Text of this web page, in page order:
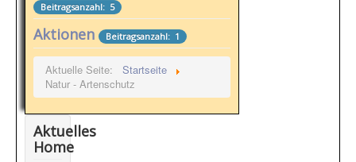
Beitragsanzahl: 5
Aktionen Beitragsanzahl: 1
Aktuelle Seite:
Startseite
Natur - Artenschutz
Aktuelles
Home